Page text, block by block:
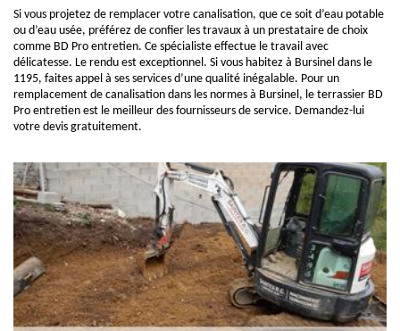
Si vous projetez de remplacer votre canalisation, que ce soit d’eau potable
ou d’eau usée, préférez de confier les travaux à un prestataire de choix
comme BD Pro entretien. Ce spécialiste effectue le travail avec
délicatesse. Le rendu est exceptionnel. Si vous habitez à Bursinel dans le
1195, faites appel à ses services d’une qualité inégalable. Pour un
remplacement de canalisation dans les normes à Bursinel, le terrassier BD
Pro entretien est le meilleur des fournisseurs de service. Demandez-lui
votre devis gratuitement.